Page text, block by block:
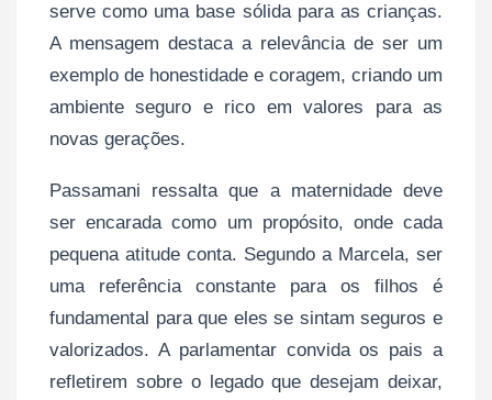
serve como uma base sólida para as crianças.
A mensagem destaca a relevância de ser um
exemplo de honestidade e coragem, criando um
ambiente seguro e rico em valores para as
novas gerações.
Passamani ressalta que a maternidade deve
ser encarada como um propósito, onde cada
pequena atitude conta. Segundo a Marcela, ser
uma referência constante para os filhos é
fundamental para que eles se sintam seguros e
valorizados. A parlamentar convida os pais a
refletirem sobre o legado que desejam deixar,